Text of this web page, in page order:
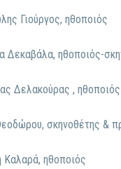
Γιούργος, ηθοποιός
Δεκαβάλα, ηθοποιός-
Δελακούρας , ηθοποιός
σκηνοθέτης &
Καλαρά, ηθοποιός